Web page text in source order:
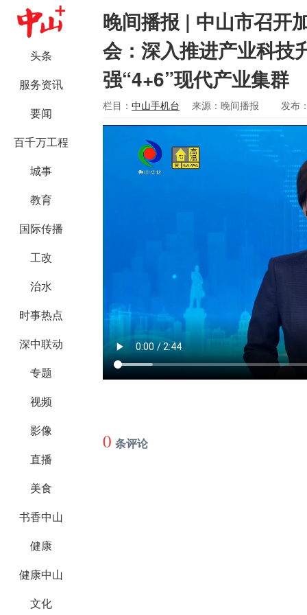
头条
服务资讯
要闻
百千万工程
城事
教育
国际传播
工改
治水
时事热点
深中联动
专题
视频
影像
直播
美食
书香中山
健康
健康中山
文化
晚间播报 | 中山市召开
会：深入推进产业科技
强“4+6”现代产业集群
栏目： 中山手机台 来源：晚间播报 发布
0 条评论